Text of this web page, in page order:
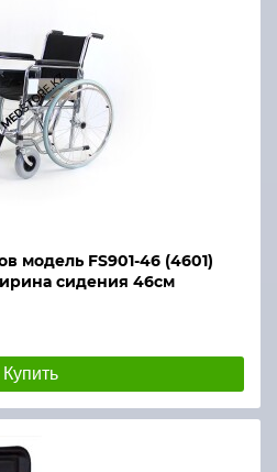
модель FS901-46 (4601)
сидения 46см
Купить